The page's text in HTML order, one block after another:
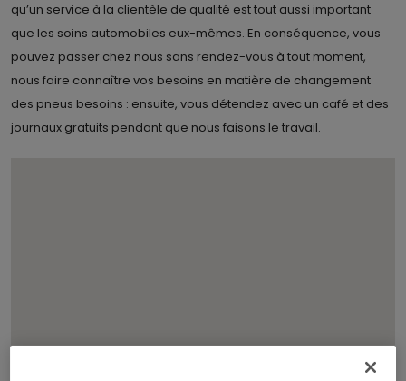
qu’un service à la clientèle de qualité est tout aussi important
que les soins automobiles eux-mêmes. En conséquence, vous
pouvez passer chez nous sans rendez-vous à tout moment,
nous faire connaître vos besoins en matière de changement
des pneus besoins : ensuite, vous détendez avec un café et des
journaux gratuits pendant que nous faisons le travail.